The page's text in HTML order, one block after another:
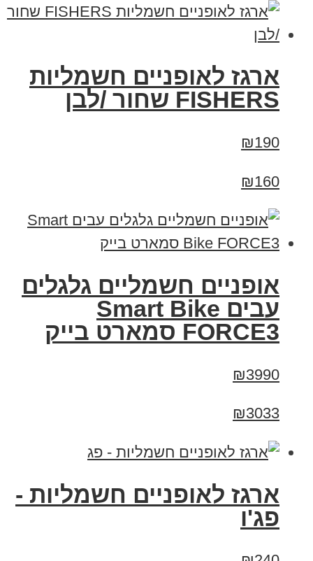
ארגז לאופניים חשמליות
FISHERS שחור /לבן
₪190
₪160
אופניים חשמליים גלגלים
עבים Smart Bike
FORCE3 סמארט בייק
₪3990
₪3033
ארגז לאופניים חשמליות -
פג'ו